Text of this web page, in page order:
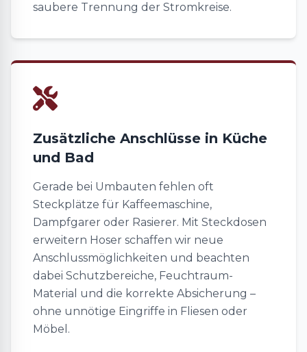
saubere Trennung der Stromkreise.
Zusätzliche Anschlüsse in Küche
und Bad
Gerade bei Umbauten fehlen oft
Steckplätze für Kaffeemaschine,
Dampfgarer oder Rasierer. Mit Steckdosen
erweitern Hoser schaffen wir neue
Anschlussmöglichkeiten und beachten
dabei Schutzbereiche, Feuchtraum-
Material und die korrekte Absicherung –
ohne unnötige Eingriffe in Fliesen oder
Möbel.